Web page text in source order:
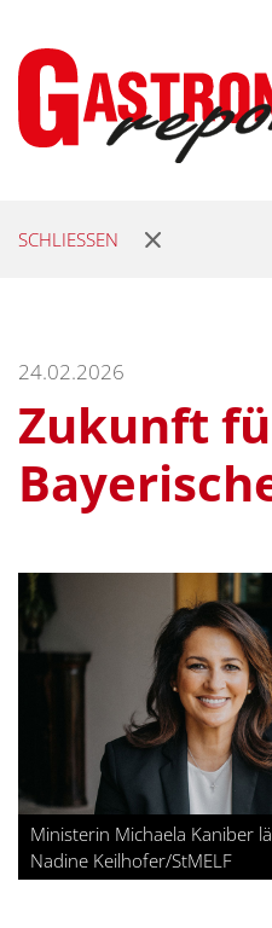
SCHLIESSEN
24.02.2026
Zukunft
Ministerin Michaela Kaniber
Nadine Keilhofer/StMELF